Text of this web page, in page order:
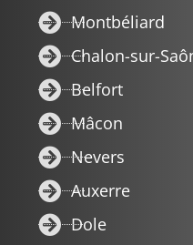
Montbéliard
Chalon-sur-
Belfort
Mâcon
Nevers
Auxerre
Dole